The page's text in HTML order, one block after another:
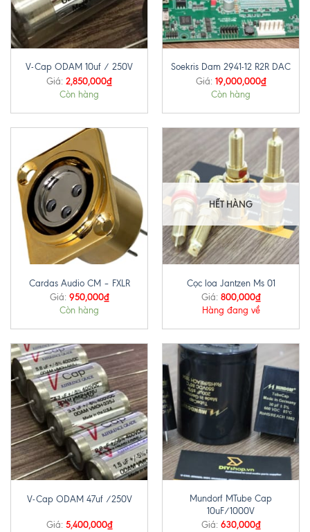
V-Cap ODAM 10uf / 250V
Giá: 2,850,000₫
Còn hàng
Soekris Dam 2941-12 R2R DAC
Giá: 19,000,000₫
Còn hàng
Cardas Audio CM – FXLR
Giá: 950,000₫
Còn hàng
HẾT HÀNG
Cọc loa Jantzen Ms 01
Giá: 800,000₫
Hàng đang về
V-Cap ODAM 47uf /250V
Giá: 5,400,000₫
Mundorf MTube Cap
10uF/1000V
Giá: 630,000₫